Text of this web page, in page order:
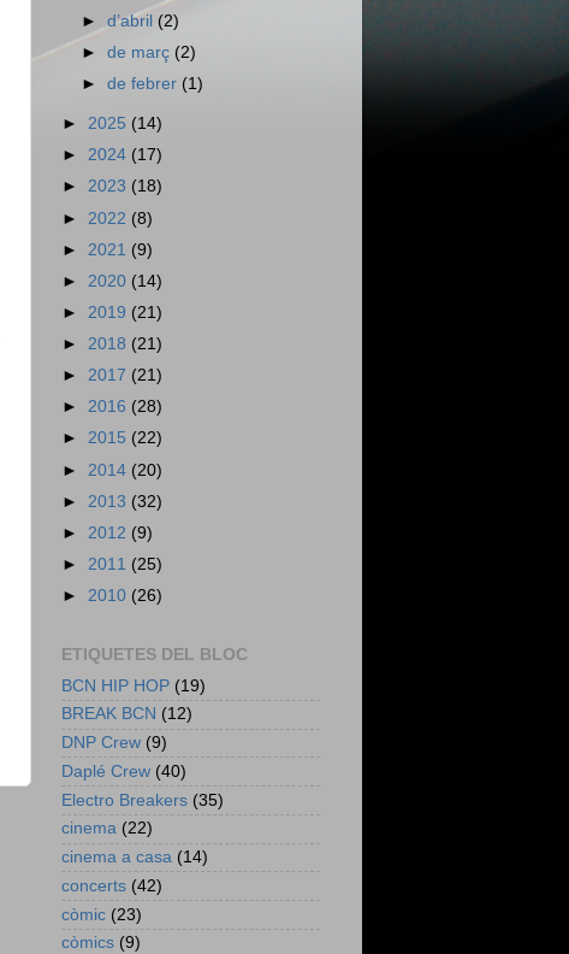
►d’abril (2)
►de març(2)
►de febrer (1)
► 2025 (14)
► 2024 (17)
► 2023 (18)
► 2022 (8)
► 2021 (9)
► 2020 (14)
► 2019 (21)
► 2018 (21)
► 2017 (21)
► 2016 (28)
► 2015 (22)
► 2014 (20)
► 2013 (32)
► 2012 (9)
► 2011 (25)
► 2010 (26)
ETIQUETES DEL BLOC
BCN HIP HOP (19)
BREAK BCN (12)
DNP Crew (9)
Daplé Crew (40)
Electro Breakers (35)
cinema (22)
cinema a casa (14)
concerts (42)
còmic (23)
còmics (9)